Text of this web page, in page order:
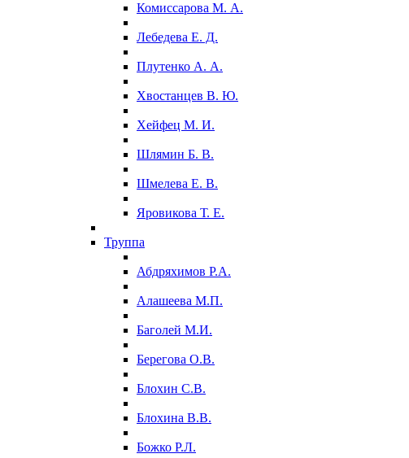
Комиссарова М. А.
Лебедева Е. Д.
Плутенко А. А.
Хвостанцев В. Ю.
Хейфец М. И.
Шлямин Б. В.
Шмелева Е. В.
Яровикова Т. Е.
Труппа
Абдряхимов Р.А.
Алашеева М.П.
Баголей М.И.
Берегова О.В.
Блохин С.В.
Блохина В.В.
Божко Р.Л.